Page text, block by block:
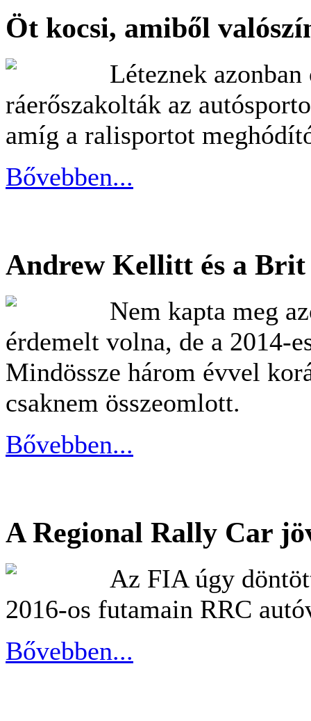
Öt kocsi, amiből
Léteznek
ráerőszakolták az
amíg a ralisportot
Bővebben...
Andrew Kellitt és a
Nem kapta meg
érdemelt volna, de a 2014-
Mindössze három évvel
csaknem összeomlott.
Bővebben...
A Regional Rally Car
Az FIA úgy
2016-os futamain RRC
Bővebben...